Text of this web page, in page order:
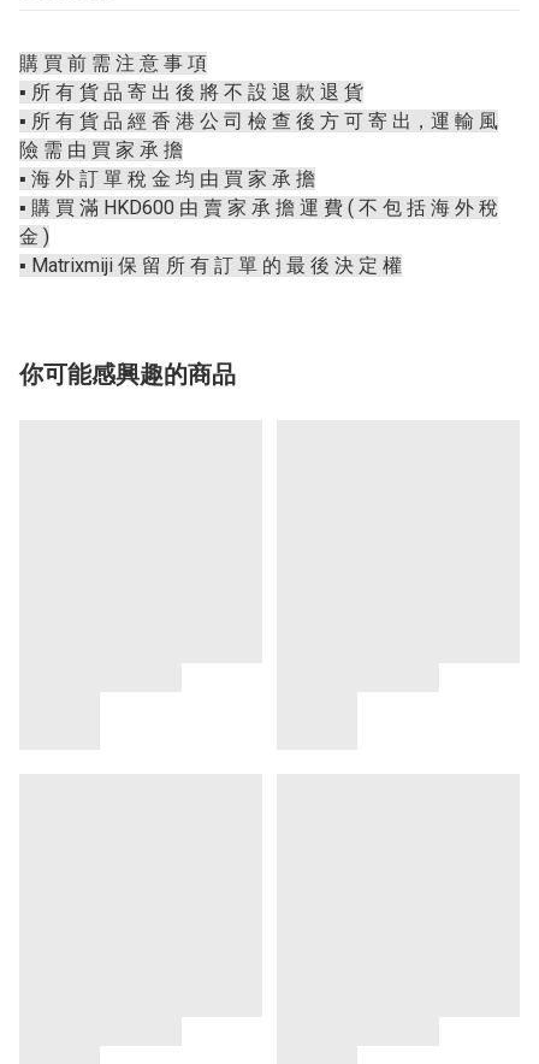
購 買 前 需 注 意 事 項
▪️ 所 有 貨 品 寄 出 後 將 不 設 退 款 退 貨
▪️ 所 有 貨 品 經 香 港 公 司 檢 查 後 方 可 寄 出，運 輸 風
險 需 由 買 家 承 擔
▪️ 海 外 訂 單 稅 金 均 由 買 家 承 擔
▪️ 購 買 滿 HKD600 由 賣 家 承 擔 運 費 ( 不 包 括 海 外 稅
金 )
▪️ Matrixmiji 保 留 所 有 訂 單 的 最 後 決 定 權
你可能感興趣的商品